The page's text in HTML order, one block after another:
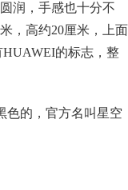
润，手感也十分不
，高约20厘米，上面
的标志，整
色的，官方名叫星空